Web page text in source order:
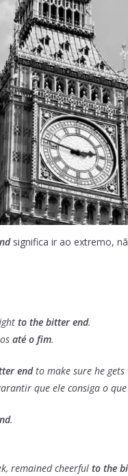
significa ir ao extremo,
to the bitter end.
até o fim.
endto make sure he
que ele consiga o
.
remained cheerful to the